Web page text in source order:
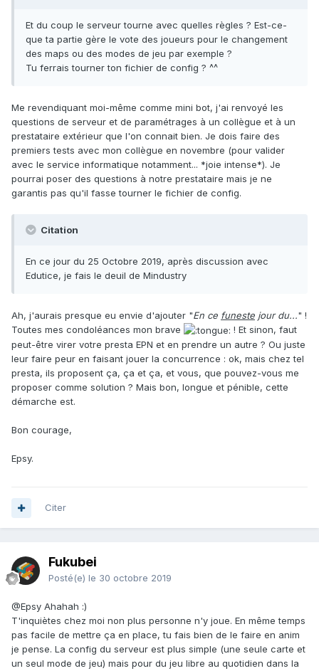
Et du coup le serveur tourne avec quelles règles ? Est-ce-
que ta partie gère le vote des joueurs pour le changement
des maps ou des modes de jeu par exemple ?
Tu ferrais tourner ton fichier de config ? ^^
Me revendiquant moi-même comme mini bot, j'ai renvoyé les
questions de serveur et de paramétrages à un collègue et à un
prestataire extérieur que l'on connait bien. Je dois faire des
premiers tests avec mon collègue en novembre (pour valider
avec le service informatique notamment... *joie intense*). Je
pourrai poser des questions à notre prestataire mais je ne
garantis pas qu'il fasse tourner le fichier de config.
Citation
En ce jour du 25 Octobre 2019, après discussion avec
Edutice, je fais le deuil de Mindustry
Ah, j'aurais presque eu envie d'ajouter "En ce funeste jour du..." !
Toutes mes condoléances mon brave
! Et sinon, faut
peut-être virer votre presta EPN et en prendre un autre ? Ou juste
leur faire peur en faisant jouer la concurrence : ok, mais chez tel
presta, ils proposent ça, ça et ça, et vous, que pouvez-vous me
proposer comme solution ? Mais bon, longue et pénible, cette
démarche est.
Bon courage,
Epsy.
Citer
Fukubei
Posté(e) le 30 octobre 2019
@Epsy Ahahah :)
T'inquiètes chez moi non plus personne n'y joue. En même temps
pas facile de mettre ça en place, tu fais bien de le faire en anim
je pense. La config du serveur est plus simple (une seule carte et
un seul mode de jeu) mais pour du jeu libre au quotidien dans la